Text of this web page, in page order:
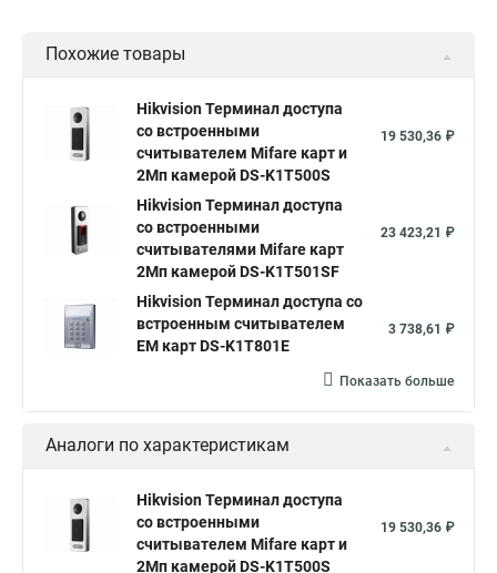
Похожие товары
Hikvision Терминал доступа
со встроенными
считывателем Mifare карт и
2Мп камерой DS-K1T500S
19 530,36 ₽
Hikvision Терминал доступа
со встроенными
считывателями Mifare карт
2Мп камерой DS-K1T501SF
23 423,21 ₽
Hikvision Терминал доступа со
встроенным считывателем
EM карт DS-K1T801E
3 738,61 ₽
Показать больше
Аналоги по характеристикам
Hikvision Терминал доступа
со встроенными
считывателем Mifare карт и
2Мп камерой DS-K1T500S
19 530,36 ₽